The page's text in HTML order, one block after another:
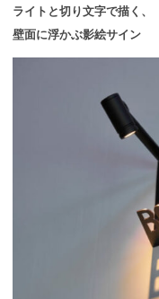
ライトと切り文字で描く、
壁面に浮かぶ影絵サイン